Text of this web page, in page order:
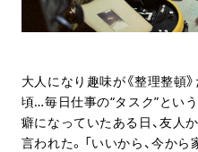
大人になり趣味が《整理整頓
頃…毎日仕事の“タスク”とい
癖になっていたある日、友人
言われた。「いいから、今か